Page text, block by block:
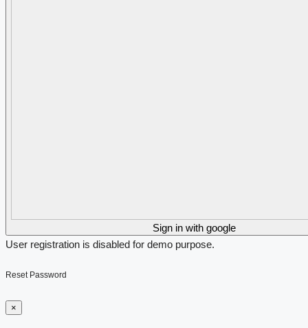
Sign in with google
User registration is disabled for demo purpose.
Reset Password
×